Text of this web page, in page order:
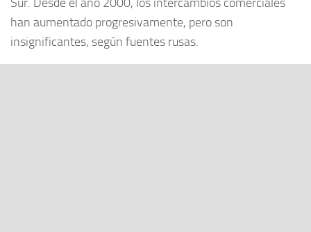
han aumentado progresivamente, pero son
insignificantes, según fuentes rusas.